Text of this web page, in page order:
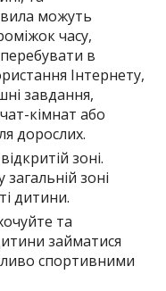
можуть
часу,
в
Інтернету,
завдання,
кімнат або
дорослих.
зоні.
зоні
дитини.
та
займатися
спортивними